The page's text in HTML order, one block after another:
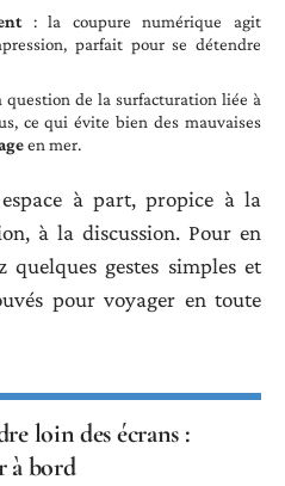
: la coupure numérique agit
parfait pour se détendre
question de la surfacturation liée à
ce qui évite bien des mauvaises
en mer.
à part, propice à la
à la discussion. Pour en
gestes simples et
pour voyager en toute
loin des écrans :
à bord